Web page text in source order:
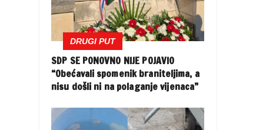
DRUGI PUT
SDP SE PONOVNO NIJE POJAVIO
“Obećavali spomenik braniteljima, a
nisu došli ni na polaganje vijenaca”